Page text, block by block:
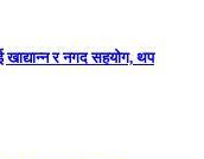
खाद्यान्न र नगद सहयोग, थप